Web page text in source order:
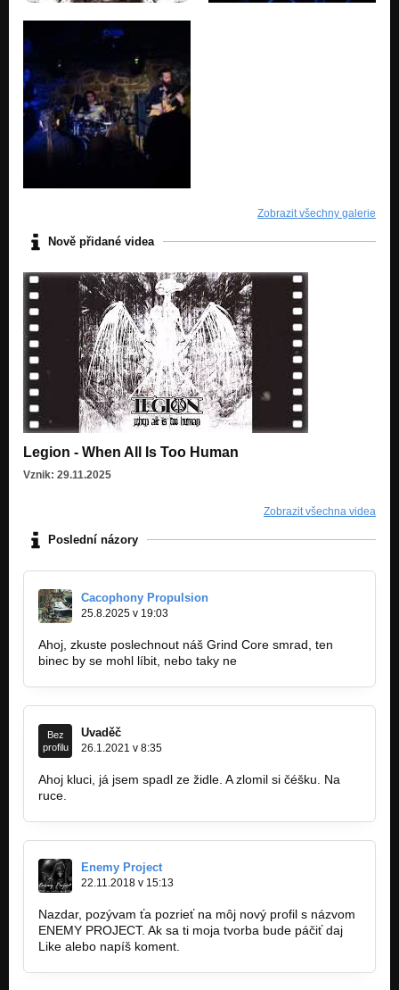
Zobrazit všechny galerie
Nově přidané videa
Legion - When All Is Too Human
Vznik: 29.11.2025
Zobrazit všechna videa
Poslední názory
Cacophony Propulsion
25.8.2025 v 19:03
Ahoj, zkuste poslechnout náš Grind Core smrad, ten
binec by se mohl líbit, nebo taky ne
Bez
profilu
Uvaděč
26.1.2021 v 8:35
Ahoj kluci, já jsem spadl ze židle. A zlomil si čéšku. Na
ruce.
Enemy Project
22.11.2018 v 15:13
Nazdar, pozývam ťa pozrieť na môj nový profil s názvom
ENEMY PROJECT. Ak sa ti moja tvorba bude páčiť daj
Like alebo napíš koment.